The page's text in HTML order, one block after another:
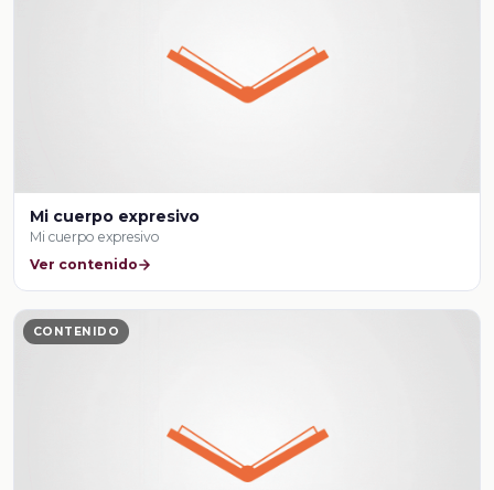
Mi cuerpo expresivo
Mi cuerpo expresivo
Ver contenido
CONTENIDO